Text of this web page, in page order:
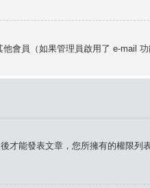
會員（如果管理員啟用了 e-mail
才能發表文章，您所擁有的權限列